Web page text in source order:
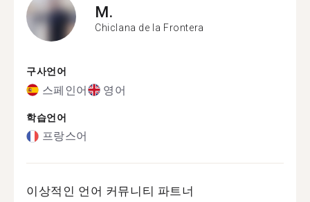
M.
Chiclana de la Frontera
구사언어
스페인어 영어
학습언어
프랑스어
이상적인 언어 커뮤니티 파트너